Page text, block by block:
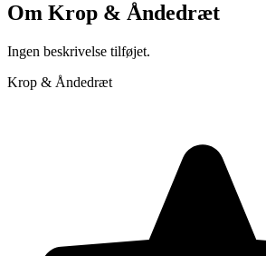
Om Krop & Åndedræt
Ingen beskrivelse tilføjet.
Krop & Åndedræt